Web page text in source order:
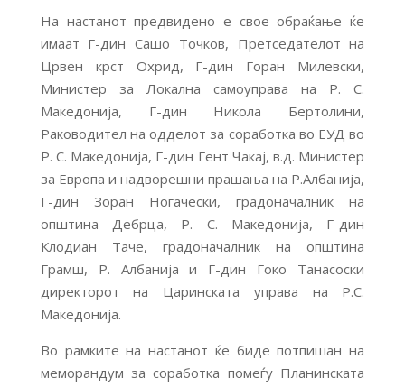
На настанот предвидено е свое обраќање ќе
имаат Г-дин Сашо Точков, Претседателот на
Црвен крст Охрид, Г-дин Горан Милевски,
Министер за Локална самоуправа на Р. C.
Македонија, Г-дин Никола Бертолини,
Раководител на одделот за соработка во ЕУД во
Р. C. Македонија, Г-дин Гент Чакај, в.д. Министер
за Европа и надворешни прашања на Р.Албанија,
Г-дин Зоран Ногачески, градоначалник на
општина Дебрца, Р. С. Македонија, Г-дин
Клодиан Таче, градоначалник на општина
Грамш, Р. Албанија и Г-дин Гоко Танасоски
директорот на Царинската управа на Р.С.
Македонија.
Во рамките на настанот ќе биде потпишан на
меморандум за соработка помеѓу Планинската